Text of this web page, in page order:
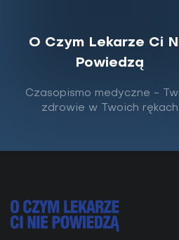
Jak rozpoznać objawy
pasożytniczych i
Pewne parazyty mają związek
O Czym Lekarze Ci
Powiedzą
Czasopismo medyczne -
zdrowie w Twoich rękach